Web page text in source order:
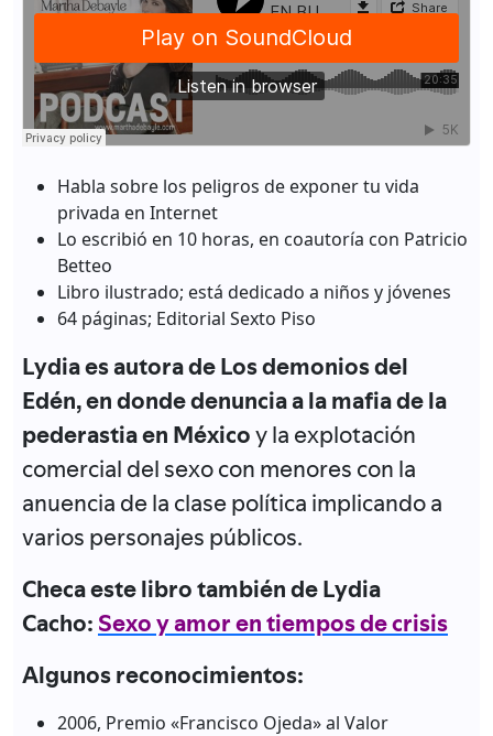
Habla sobre los peligros de exponer tu vida
privada en Internet
Lo escribió en 10 horas, en coautoría con Patricio
Betteo
Libro ilustrado; está dedicado a niños y jóvenes
64 páginas; Editorial Sexto Piso
Lydia es autora de Los demonios del
Edén, en donde denuncia a la mafia de la
pederastia en Méxicoy la explotación
comercial del sexo con menores con la
anuencia de la clase política implicando a
varios personajes públicos.
Checa este libro también de Lydia
Cacho: Sexo y amor en tiempos de crisis
Algunos reconocimientos:
2006, Premio «Francisco Ojeda» al Valor